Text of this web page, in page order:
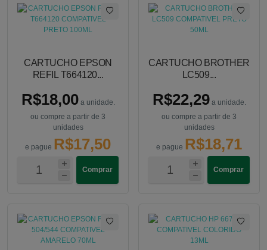
CARTUCHO EPSON
REFIL T664120...
R$18,00a unidade.
ou compre a partir de 3
unidades
e pague R$17,50
Comprar
CARTUCHO BROTHER
LC509...
R$22,29a unidade.
ou compre a partir de 3
unidades
e pague R$18,71
Comprar